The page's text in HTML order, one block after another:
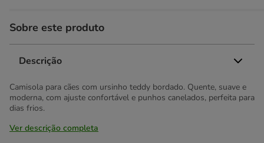
Sobre este produto
Descrição
Camisola para cães com ursinho teddy bordado. Quente, suave e
moderna, com ajuste confortável e punhos canelados, perfeita para
dias frios.
Ver descrição completa